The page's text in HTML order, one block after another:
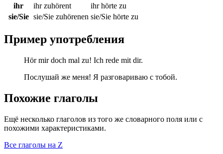
ihr
ihr zuhörent
ihr hörte zu
sie/Sie sie/Sie zuhörenen sie/Sie hörte zu
Пример употребления
Hör mir doch mal zu! Ich rede mit dir.
Послушай же меня! Я разговариваю с тобой.
Похожие глаголы
Ещё несколько глаголов из того же словарного поля или с
похожими характеристиками.
Все глаголы на Z